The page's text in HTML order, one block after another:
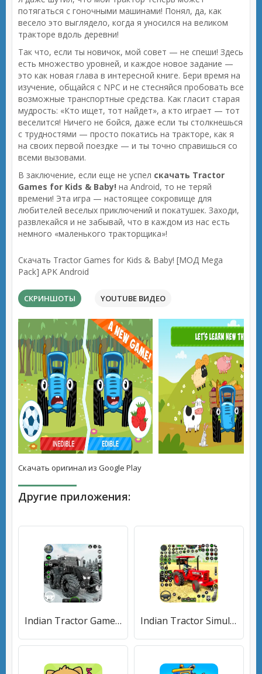
потягаться с гоночными машинами! Понял, да, как
весело это выглядело, когда я уносился на великом
тракторе вдоль деревни!
Так что, если ты новичок, мой совет — не спеши! Здесь
есть множество уровней, и каждое новое задание —
это как новая глава в интересной книге. Бери время на
изучение, общайся с NPC и не стесняйся пробовать все
возможные транспортные средства. Как гласит старая
мудрость: «Кто ищет, тот найдет», а кто играет — тот
веселится! Ничего не бойся, даже если ты столкнешься
с трудностями — просто покатись на тракторе, как я
на своих первой поездке — и ты точно справишься со
всеми вызовами.
В заключение, если еще не успел скачать Tractor
Games for Kids & Baby! на Android, то не теряй
времени! Эта игра — настоящее сокровище для
любителей веселых приключений и покатушек. Заходи,
развлекайся и не забывай, что в каждом из нас есть
немного «маленького тракторщика»!
Скачать Tractor Games for Kids & Baby! [МОД Mega
Pack] APK Android
СКРИНШОТЫ YOUTUBE ВИДЕО
Скачать оригинал из Google Play
Другие приложения:
Indian Tractor Games Simulator [МОД Mega Pack] APK Android Indian Tractor Simulator Games [МОД Mega Pack] APK Android